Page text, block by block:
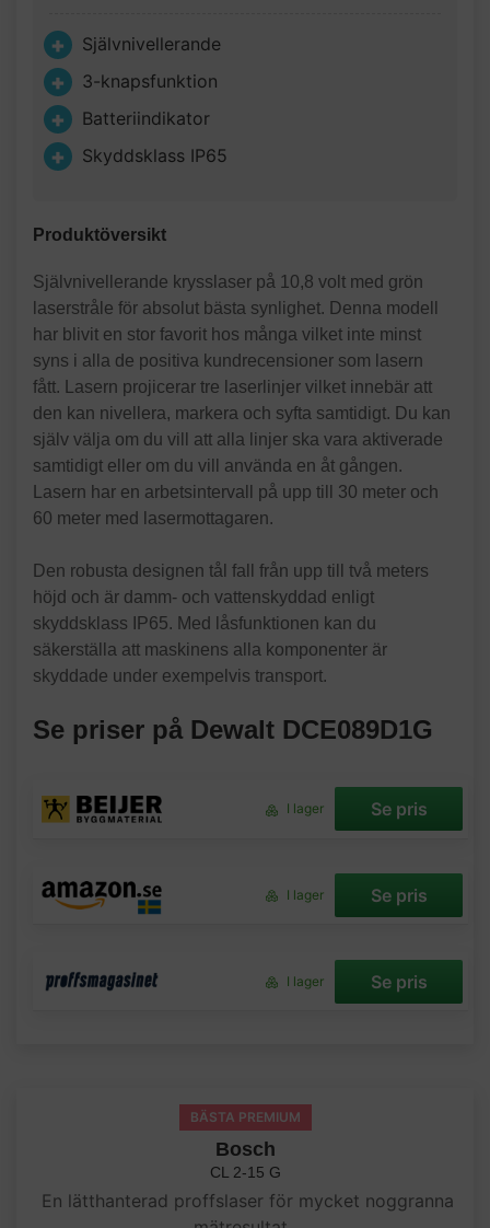
Självnivellerande
3-knapsfunktion
Batteriindikator
Skyddsklass IP65
Produktöversikt
Självnivellerande krysslaser på 10,8 volt med grön
laserstråle för absolut bästa synlighet. Denna modell
har blivit en stor favorit hos många vilket inte minst
syns i alla de positiva kundrecensioner som lasern
fått. Lasern projicerar tre laserlinjer vilket innebär att
den kan nivellera, markera och syfta samtidigt. Du kan
själv välja om du vill att alla linjer ska vara aktiverade
samtidigt eller om du vill använda en åt gången.
Lasern har en arbetsintervall på upp till 30 meter och
60 meter med lasermottagaren.
Den robusta designen tål fall från upp till två meters
höjd och är damm- och vattenskyddad enligt
skyddsklass IP65. Med låsfunktionen kan du
säkerställa att maskinens alla komponenter är
skyddade under exempelvis transport.
Se priser på Dewalt DCE089D1G
I lager Se pris
I lager Se pris
I lager Se pris
BÄSTA PREMIUM
Bosch
CL 2-15 G
En lätthanterad proffslaser för mycket noggranna